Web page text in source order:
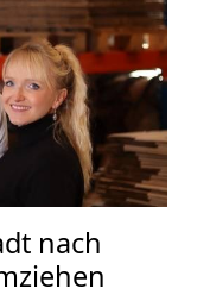
nach